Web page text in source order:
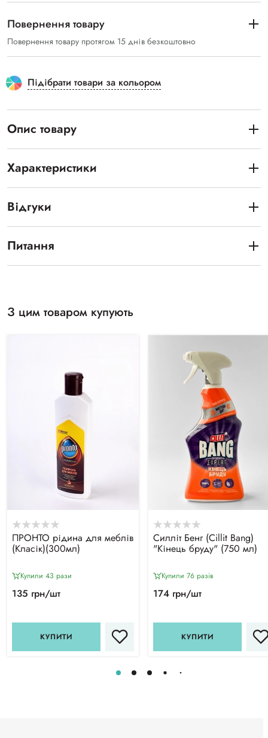
Повернення товару
Повернення товару протягом 15 днів безкоштовно
Підібрати товари за кольором
Опис товару
Характеристики
Відгуки
Питання
З цим товаром купують
ПРОНТО рідина для меблів
(Класік)(300мл)
Купили 43 рази
135 грн/шт
КУПИТИ
Силліт Бенг (Cillit Bang)
"Кінець бруду" (750 мл)
Купили 76 разiв
174 грн/шт
КУПИТИ